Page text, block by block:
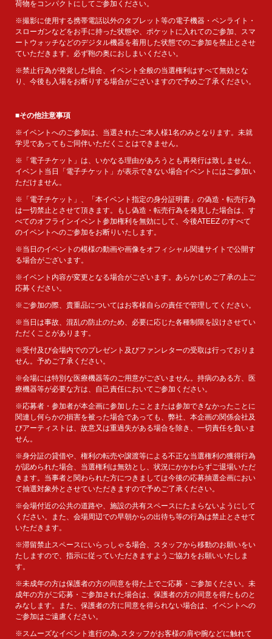
荷物をコンパクトにしてご参加ください。
※撮影に使用する携帯電話以外のタブレット等の電子機器・ペンライト・
スローガンなどをお手に持った状態や、ポケットに入れてのご参加、スマ
ートウォッチなどのデジタル機器を着用した状態でのご参加を禁止とさせ
ていただきます。必ず鞄の奥におしまいください。
※禁止行為が発覚した場合、イベント全般の当選権利はすべて無効とな
り、今後も入場をお断りする場合がございますので予めご了承ください。
■その他注意事項
※イベントへのご参加は、当選されたご本人様1名のみとなります。未就
学児であってもご同伴いただくことはできません。
※「電子チケット」は、いかなる理由があろうとも再発行は致しません。
イベント当日「電子チケット」が表示できない場合イベントにはご参加い
ただけません。
※「電子チケット」、「本イベント指定の身分証明書」の偽造・転売行為
は一切禁止とさせて頂きます。もし偽造・転売行為を発見した場合は、す
べてのオフラインイベント参加権利を無効にして、今後ATEEZ のすべて
のイベントへのご参加をお断りいたします。
※当日のイベントの模様の動画や画像をオフィシャル関連サイトで公開す
る場合がございます。
※イベント内容が変更となる場合がございます。あらかじめご了承の上ご
応募ください。
※ご参加の際、貴重品についてはお客様自らの責任で管理してください。
※当日は事故、混乱の防止のため、必要に応じた各種制限を設けさせてい
ただくことがあります。
※受付及び会場内でのプレゼント及びファンレターの受取は行っておりま
せん。予めご了承ください。
※会場には特別な医療機器等のご用意がございません。持病のある方、医
療機器等が必要な方は、自己責任においてご参加ください。
※応募者・参加者が本企画に参加したことまたは参加できなかったことに
関連し何らかの損害を被った場合であっても、弊社、本企画の関係会社及
びアーティストは、故意又は重過失がある場合を除き、一切責任を負いま
せん。
※身分証の貸借や、権利の転売や譲渡等による不正な当選権利の獲得行為
が認められた場合、当選権利は無効とし、状況にかかわらずご退場いただ
きます。当事者と関わられた方につきましては今後の応募抽選企画におい
て抽選対象外とさせていただきますので予めご了承ください。
※会場付近の公共の道路や、施設の共有スペースにたまらないようにして
ください。また、会場周辺での早朝からの出待ち等の行為は禁止とさせて
いただきます。
※滞留禁止スペースにいらっしゃる場合、スタッフから移動のお願いをい
たしますので、指示に従っていただきますようご協力をお願いいたしま
す。
※未成年の方は保護者の方の同意を得た上でご応募・ご参加ください。未
成年の方がご応募・ご参加された場合は、保護者の方の同意を得たものと
みなします。また、保護者の方に同意を得られない場合は、イベントへの
ご参加はご遠慮ください。
※スムーズなイベント進行の為､スタッフがお客様の肩や腕などに触れて